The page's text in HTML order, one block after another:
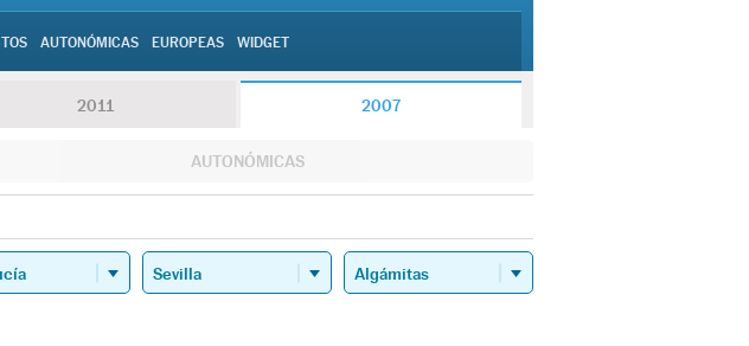
AUTONÓMICAS EUROPEAS WIDGET
2011 2007
AUTONÓMICAS